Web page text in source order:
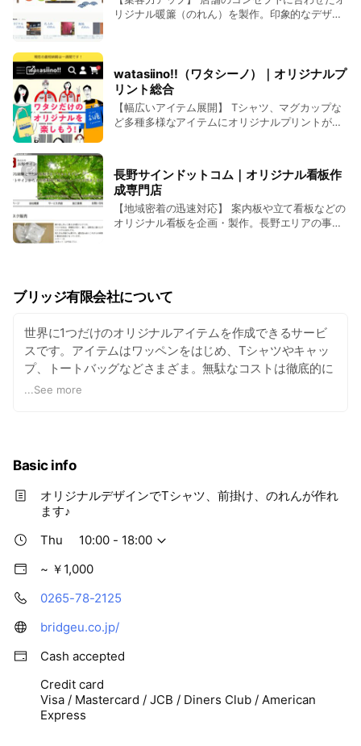
リジナル暖簾（のれん）を製作。印象的なデザイ
watasiino!!（ワタシーノ）｜オリジナルプ
リント総合
【幅広いアイテム展開】 Tシャツ、マグカップな
ど多種多様なアイテムにオリジナルプリントが可
長野サインドットコム｜オリジナル看板作
成専門店
【地域密着の迅速対応】 案内板や立て看板などの
オリジナル看板を企画・製作。長野エリアの事業
ブリッジ有限会社について
世界に1つだけのオリジナルアイテムを作成できるサービ
スです。アイテムはワッペンをはじめ、Tシャツやキャッ
プ、トートバッグなどさまざま。無駄なコストは徹底的に
削減し、自社工場で高品質なオリジナルアイテムを低価格
...See more
Basic info
オリジナルデザインでTシャツ、前掛け、のれんが作れ
ます♪
Thu
10:00 - 18:00
~ ￥1,000
0265-78-2125
bridgeu.co.jp/
Cash accepted
Credit card
Visa / Mastercard / JCB / Diners Club / American
Express